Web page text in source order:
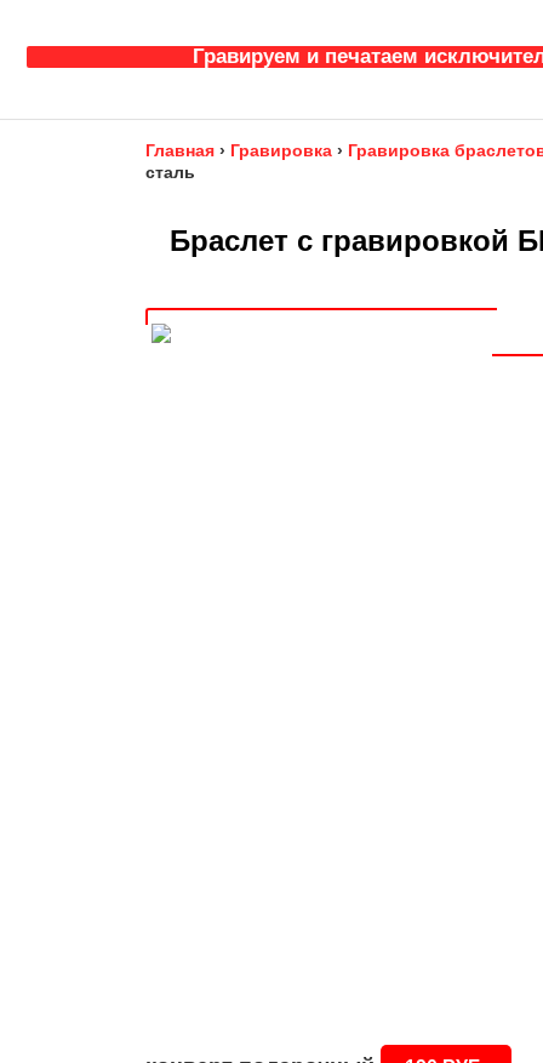
Гравируем и печатаем
Главная › Гравировка › Гравировка
сталь
Браслет с гравировкой